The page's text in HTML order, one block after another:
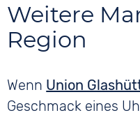
Weitere
Region
Wenn Union
Geschmack eines